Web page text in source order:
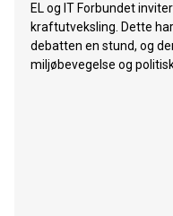
EL og IT Forbundet
kraftutveksling. Dette
debatten en stund, og
miljøbevegelse og